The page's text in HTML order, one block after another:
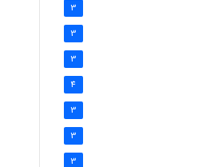
3
3
3
4
3
3
3